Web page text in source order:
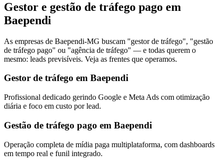
Gestor e gestão de tráfego pago em
Baependi
As empresas de Baependi-MG buscam "gestor de tráfego", "gestão
de tráfego pago" ou "agência de tráfego" — e todas querem o
mesmo: leads previsíveis. Veja as frentes que operamos.
Gestor de tráfego em Baependi
Profissional dedicado gerindo Google e Meta Ads com otimização
diária e foco em custo por lead.
Gestão de tráfego pago em Baependi
Operação completa de mídia paga multiplataforma, com dashboards
em tempo real e funil integrado.